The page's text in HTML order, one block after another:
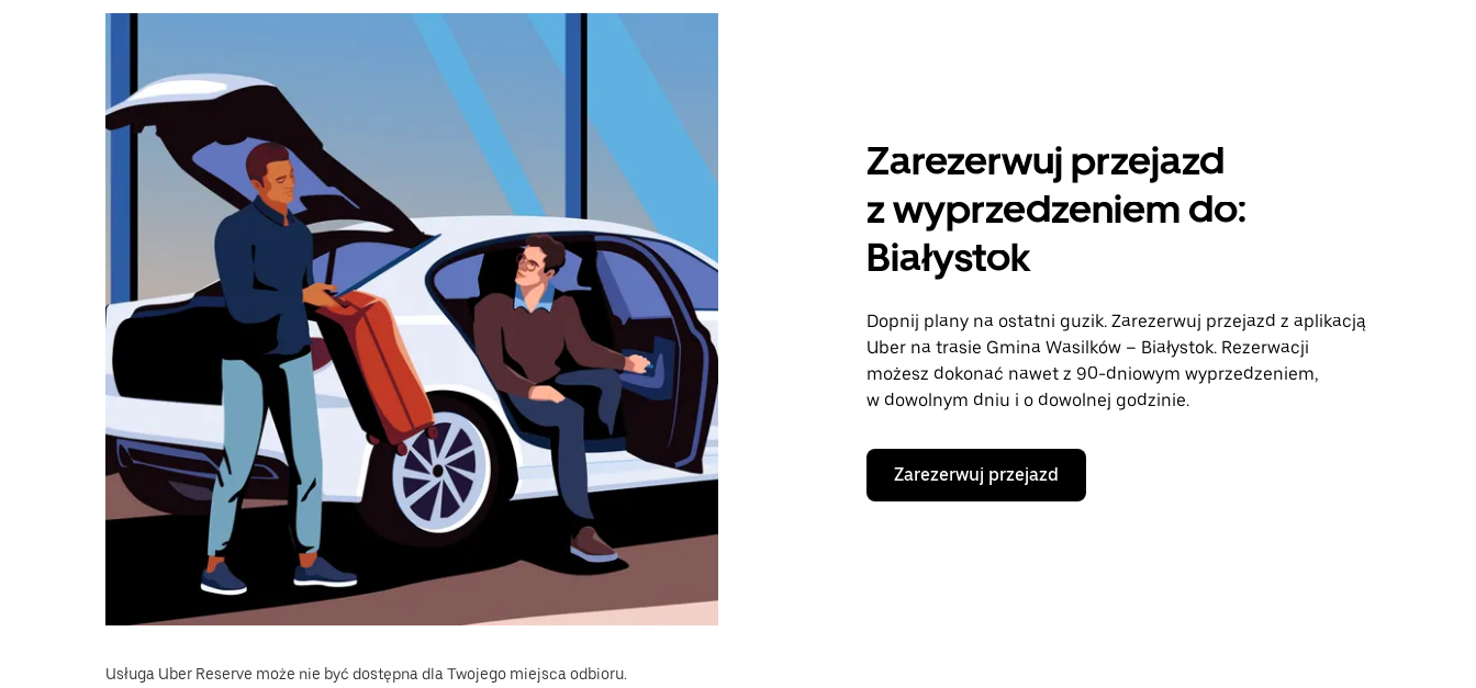
datę.
„Escape”,
aby
zamknąć
kalendarz.
Zarezerwuj przejazd
z wyprzedzeniem do:
Białystok
Dopnij plany na ostatni guzik. Zarezerwuj przejazd z aplikacją
Uber na trasie Gmina Wasilków – Białystok. Rezerwacji
możesz dokonać nawet z 90-dniowym wyprzedzeniem,
w dowolnym dniu i o dowolnej godzinie.
Zarezerwuj przejazd
Usługa Uber Reserve może nie być dostępna dla Twojego miejsca odbioru.